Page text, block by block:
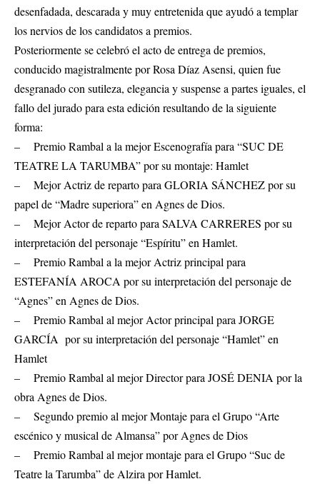
desenfadada, descarada y muy entretenida que ayudó a templar
los nervios de los candidatos a premios.
Posteriormente se celebró el acto de entrega de premios,
conducido magistralmente por Rosa Díaz Asensi, quien fue
desgranado con sutileza, elegancia y suspense a partes iguales, el
fallo del jurado para esta edición resultando de la siguiente
forma:
– Premio Rambal a la mejor Escenografía para “SUC DE
TEATRE LA TARUMBA” por su montaje: Hamlet
– Mejor Actriz de reparto para GLORIA SÁNCHEZ por su
papel de “Madre superiora” en Agnes de Dios.
– Mejor Actor de reparto para SALVA CARRERES por su
interpretación del personaje “Espíritu” en Hamlet.
– Premio Rambal a la mejor Actriz principal para
ESTEFANÍA AROCA por su interpretación del personaje de
“Agnes” en Agnes de Dios.
– Premio Rambal al mejor Actor principal para JORGE
GARCÍA por su interpretación del personaje “Hamlet” en
Hamlet
– Premio Rambal al mejor Director para JOSÉ DENIA por la
obra Agnes de Dios.
– Segundo premio al mejor Montaje para el Grupo “Arte
escénico y musical de Almansa” por Agnes de Dios
– Premio Rambal al mejor montaje para el Grupo “Suc de
Teatre la Tarumba” de Alzira por Hamlet.